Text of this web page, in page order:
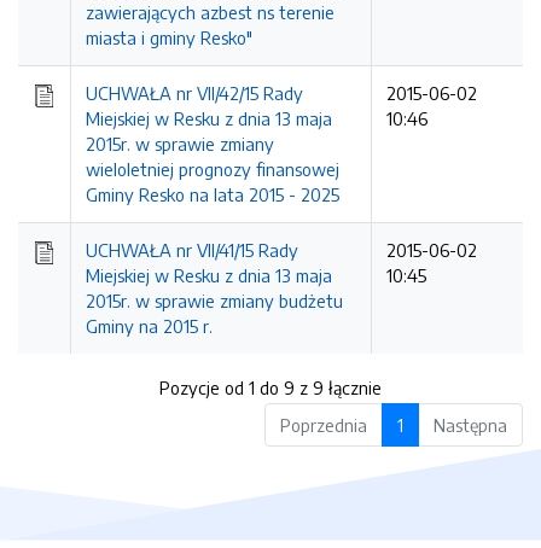
zawierających azbest ns terenie
miasta i gminy Resko"
UCHWAŁA nr VII/42/15 Rady
Miejskiej w Resku z dnia 13 maja
2015r. w sprawie zmiany
wieloletniej prognozy finansowej
Gminy Resko na lata 2015 - 2025
2015-06-02
10:46
UCHWAŁA nr VII/41/15 Rady
Miejskiej w Resku z dnia 13 maja
2015r. w sprawie zmiany budżetu
Gminy na 2015 r.
2015-06-02
10:45
Pozycje od 1 do 9 z 9 łącznie
Poprzednia
1 Następna